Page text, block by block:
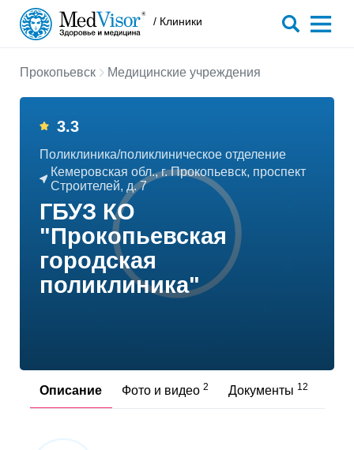
/ Клиники
Прокопьевск Медицинские учреждения
3.3
Поликлиника/поликлиническое отделение
Кемеровская обл., г. Прокопьевск, проспект
Строителей, д. 7
ГБУЗ КО
"Прокопьевская
городская
поликлиника"
Описание Фото и видео 2 Документы 12